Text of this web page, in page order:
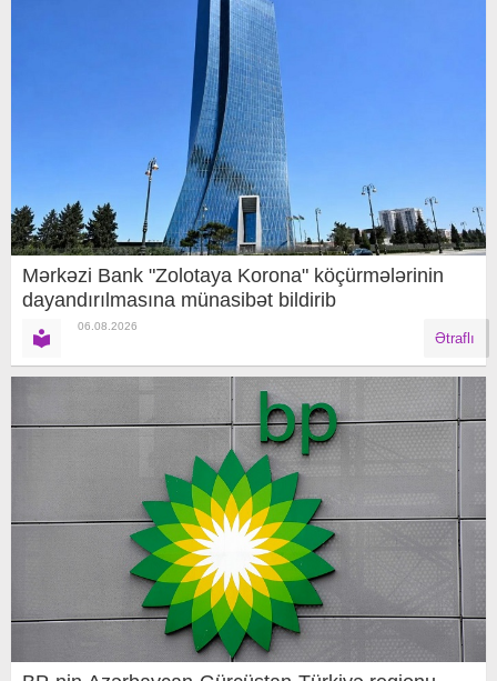
Mərkəzi Bank "Zolotaya Korona" köçürmələrinin
dayandırılmasına münasibət bildirib
06.08.2026
Ətraflı